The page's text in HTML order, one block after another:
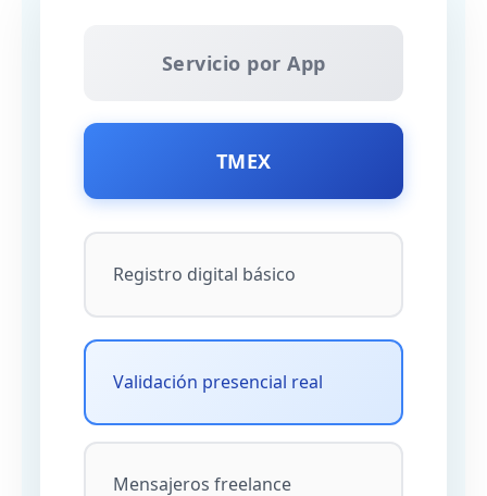
Servicio por App
TMEX
Registro digital básico
Validación presencial real
Mensajeros freelance